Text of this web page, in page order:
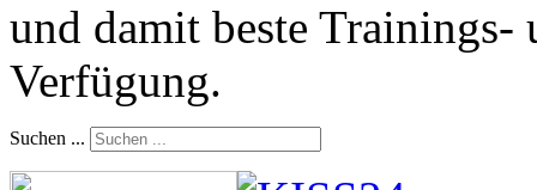
und damit beste
Verfügung.
Suchen ...